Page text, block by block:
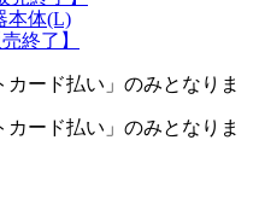
本体(L)
終了】
ード払い」のみとなりま
ード払い」のみとなりま